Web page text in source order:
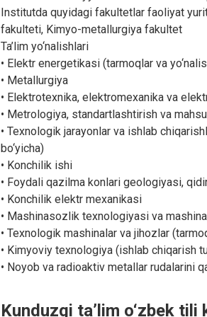
Institutda quyidagi fakultetlar faoliyat
fakulteti, Kimyo-metallurgiya fakultet
Ta’lim yo‘nalishlari
• Elektr energetikasi (tarmoqlar va
• Metallurgiya
• Elektrotexnika, elektromexanika va
• Metrologiya, standartlashtirish va
• Texnologik jarayonlar va ishlab
bo‘yicha)
• Konchilik ishi
• Foydali qazilma konlari geologiyasi,
• Konchilik elektr mexanikasi
• Mashinasozlik texnologiyasi va
• Texnologik mashinalar va jihozlar
• Kimyoviy texnologiya (ishlab chiqarish
• Noyob va radioaktiv metallar rudalarini
Kunduzgi ta’lim o‘zbek